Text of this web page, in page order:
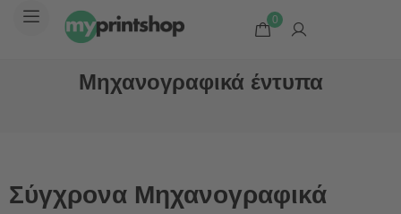
0
Μηχανογραφικά έντυπα
Σύγχρονα Μηχανογραφικά